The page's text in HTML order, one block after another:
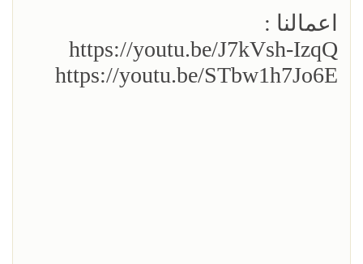
اعمالنا :
https://youtu.be/J7kVsh-IzqQ
https://youtu.be/STbw1h7Jo6E